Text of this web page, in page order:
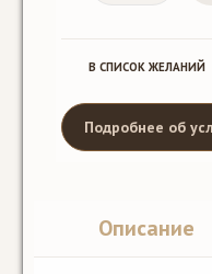
В СПИСОК ЖЕЛАНИЙ
Подробнее об
Описание